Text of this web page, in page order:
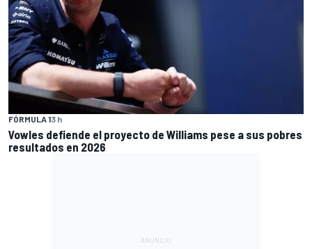
FÓRMULA 13 h
Vowles defiende el proyecto de Williams pese a sus pobres
resultados en 2026